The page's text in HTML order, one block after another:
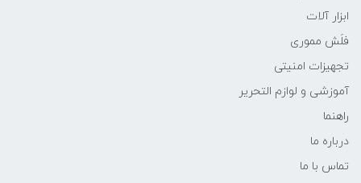
ابزار آلات
فلَش مموری
تجهیزات امنیتی
آموزشی و لوازم التحریر
راهنما
درباره ما
تماس با ما